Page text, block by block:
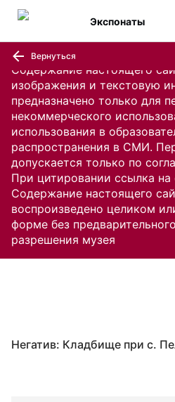
Содержание настоящего
изображения и текстовую
предназначено только для
некоммерческого
использования в
распространения в СМИ.
допускается только по
При цитировании ссылка на
Содержание настоящего
воспроизведено целиком
форме без
разрешения музея
Экспонаты
Вернуться
Негатив: Кладбище при с.